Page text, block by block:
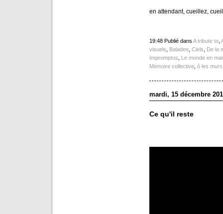
en attendant, cueillez,
19:48 Publié dans A tribute to,
visuels
Balades Ciels
De la
Impromptus
Le monde en
Mémoire collective, ô les murs
mardi, 15 décembre
Ce qu'il reste